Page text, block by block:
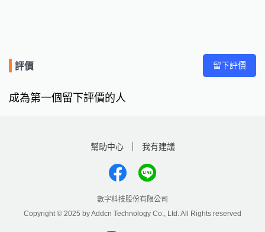
評價 留下評價
成為第一個留下評價的人
幫助中心 我有建議
數字科技股份有限公司
Copyright © 2025 by Addcn Technology Co., Ltd. All Rights reserved